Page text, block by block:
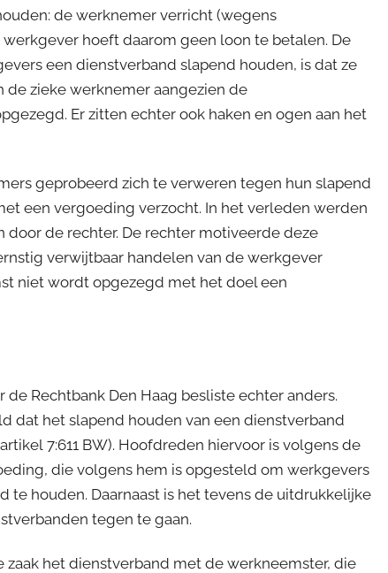
de werknemer verricht (wegens
hoeft daarom geen loon te betalen. De
een dienstverband slapend houden, is dat ze
zieke werknemer aangezien de
Er zitten echter ook haken en ogen aan het
geprobeerd zich te verweren tegen hun slapend
een vergoeding verzocht. In het verleden werden
de rechter. De rechter motiveerde deze
verwijtbaar handelen van de werkgever
niet wordt opgezegd met het doel een
Rechtbank Den Haag besliste echter anders.
dat het slapend houden van een dienstverband
7:611 BW). Hoofdreden hiervoor is volgens de
die volgens hem is opgesteld om werkgevers
houden. Daarnaast is het tevens de uitdrukkelijke
tegen te gaan.
het dienstverband met de werkneemster, die